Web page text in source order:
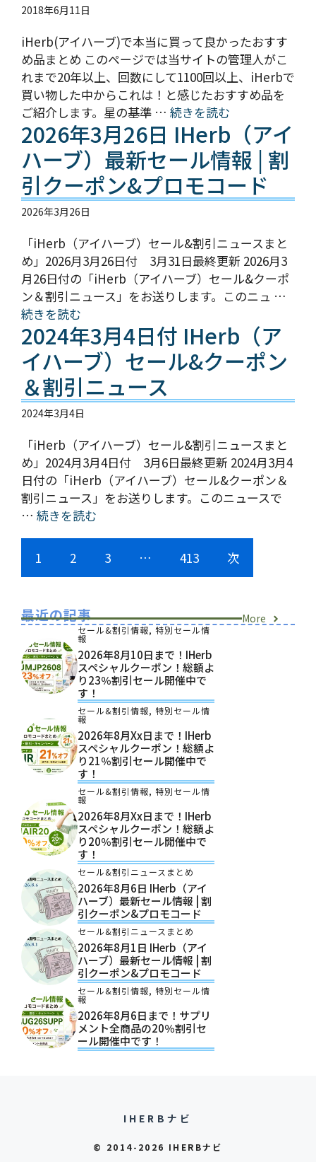
2018年6月11日
iHerb(アイハーブ)で本当に買って良かったおすす
め品まとめ このページでは当サイトの管理人がこ
れまで20年以上、回数にして1100回以上、iHerbで
買い物した中からこれは！と感じたおすすめ品を
ご紹介します。星の基準 … 続きを読む
2026年3月26日 IHerb（アイ
ハーブ）最新セール情報 | 割
引クーポン&プロモコード
2026年3月26日
「iHerb（アイハーブ）セール&割引ニュースまと
め」2026月3月26日付 3月31日最終更新 2026月3
月26日付の「iHerb（アイハーブ）セール&クーポ
ン＆割引ニュース」をお送りします。このニュ …
続きを読む
2024年3月4日付 IHerb（ア
イハーブ）セール&クーポン
＆割引ニュース
2024年3月4日
「iHerb（アイハーブ）セール&割引ニュースまと
め」2024月3月4日付 3月6日最終更新 2024月3月4
日付の「iHerb（アイハーブ）セール&クーポン＆
割引ニュース」をお送りします。このニュースで
… 続きを読む
1 2 3 … 413 次
最近の記事 More
セール&割引情報, 特別セール情
報
2026年8月10日まで！iHerb
スペシャルクーポン！総額よ
り23％割引セール開催中で
す！
セール&割引情報, 特別セール情
報
2026年8月xx日まで！iHerb
スペシャルクーポン！総額よ
り21％割引セール開催中で
す！
セール&割引情報, 特別セール情
報
2026年8月xx日まで！iHerb
スペシャルクーポン！総額よ
り20％割引セール開催中で
す！
セール&割引ニュースまとめ
2026年8月6日 IHerb（アイ
ハーブ）最新セール情報 | 割
引クーポン&プロモコード
セール&割引ニュースまとめ
2026年8月1日 IHerb（アイ
ハーブ）最新セール情報 | 割
引クーポン&プロモコード
セール&割引情報, 特別セール情
報
2026年8月6日まで！サプリ
メント全商品の20％割引セ
ール開催中です！
IHERBナビ
© 2014-2026 IHERBナビ